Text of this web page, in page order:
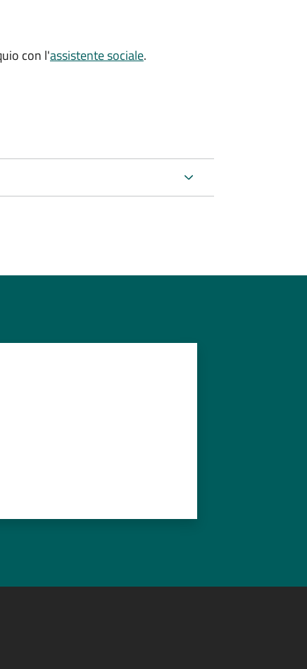
con l'assistente sociale.